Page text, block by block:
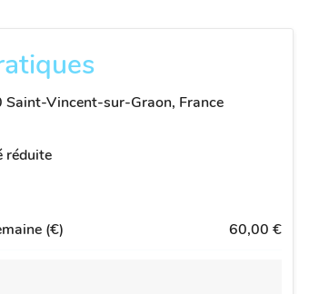
Saint-Vincent-sur-Graon, France
réduite
(€) 60,00 €